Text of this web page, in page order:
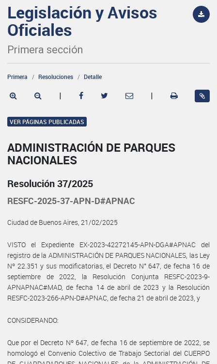
Legislación y Avisos
Oficiales
Primera sección
Primera Resoluciones Detalle
| |
VER PÁGINAS PUBLICADAS
ADMINISTRACIÓN DE PARQUES
NACIONALES
Resolución 37/2025
RESFC-2025-37-APN-D#APNAC
Ciudad de Buenos Aires, 21/02/2025
VISTO el Expediente EX-2023-42272145-APN-DGA#APNAC del
registro de la ADMINISTRACIÓN DE PARQUES NACIONALES, las Ley
Nº 22.351 y sus modificatorias, el Decreto N° 647, de fecha 16 de
septiembre de 2022, la Resolución Conjunta RESFC-2023-9-
APNAPNAC#MAD, de fecha 14 de abril de 2023 y la Resolución
RESFC-2023-266-APN-D#APNAC, de fecha 21 de abril de 2023, y
CONSIDERANDO:
Que por el Decreto Nº 647, de fecha 16 de septiembre de 2022, se
homologó el Convenio Colectivo de Trabajo Sectorial del CUERPO